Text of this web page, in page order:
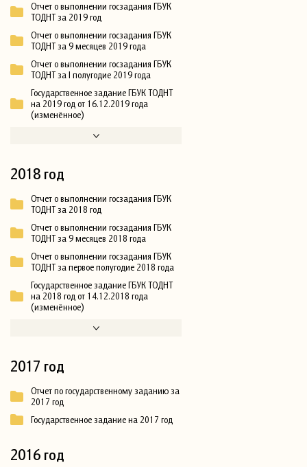
Отчет о выполнении госзадания ГБУК
ТОДНТ за 2019 год
Отчет о выполнении госзадания ГБУК
ТОДНТ за 9 месяцев 2019 года
Отчет о выполнении госзадания ГБУК
ТОДНТ за I полугодие 2019 года
Государственное задание ГБУК ТОДНТ
на 2019 год от 16.12.2019 года
(изменённое)
2018 год
Отчет о выполнении госзадания ГБУК
ТОДНТ за 2018 год
Отчет о выполнении госзадания ГБУК
ТОДНТ за 9 месяцев 2018 года
Отчет о выполнении госзадания ГБУК
ТОДНТ за первое полугодие 2018 года
Государственное задание ГБУК ТОДНТ
на 2018 год от 14.12.2018 года
(изменённое)
2017 год
Отчет по государственному заданию за
2017 год
Государственное задание на 2017 год
2016 год